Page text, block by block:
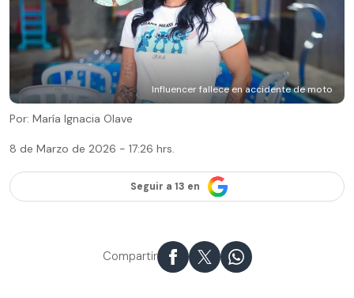
Influencer fallece en accidente de moto
Por: María Ignacia Olave
8 de Marzo de 2026 - 17:26 hrs.
Seguir a 13 en
Compartir